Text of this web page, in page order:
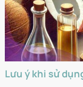
Lưu ý khi sử